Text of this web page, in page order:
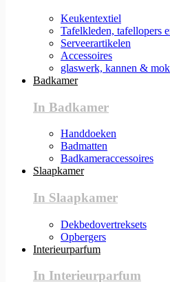
Keukentextiel
Tafelkleden, tafellopers
Serveerartikelen
Accessoires
glaswerk, kannen &
Badkamer
In Badkamer
Handdoeken
Badmatten
Badkameraccessoires
Slaapkamer
In Slaapkamer
Dekbedovertreksets
Opbergers
Interieurparfum
In Interieurparfum